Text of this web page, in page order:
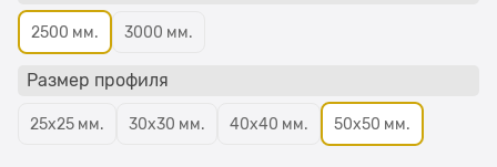
2500 мм. 3000 мм.
Размер профиля
25х25 мм. 30х30 мм. 40х40 мм. 50х50 мм.